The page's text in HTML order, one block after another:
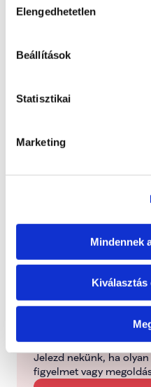
kiválasztása
Elengedhetetlen
Beállítások
Statisztikai
Marketing
Mindennek
Kiválasztás
0 hozzászólás
Státusz
Itt láthatod, hogy a
Dolgozunk a
Típus: Mentorálva
Jelentsd be
Jelezd nekünk, ha
figyelmet vagy